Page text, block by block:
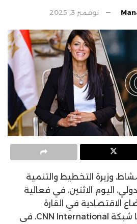
نوفمبر 3, 2025
وزيرة التخطيط والتنمية
اليوم الاثنين، في فعالية
الاقتصادية في القارة
الأفريقية” التي تنظمها شبكة CNN International، فى